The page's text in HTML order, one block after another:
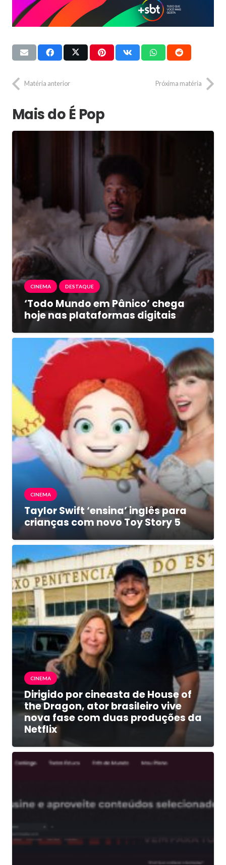
Matéria anterior Próxima matéria
Mais do É Pop
CINEMA DESTAQUE
‘Todo Mundo em Pânico’ chega
hoje nas plataformas digitais
CINEMA
Taylor Swift ‘ensina’ inglês para
crianças com novo Toy Story 5
CINEMA
Dirigido por cineasta de House of
the Dragon, ator brasileiro vive
nova fase com duas produções da
Netflix